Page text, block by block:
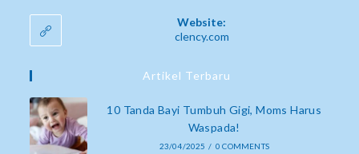
Website:
clency.com
Artikel Terbaru
10 Tanda Bayi Tumbuh Gigi, Moms Harus
Waspada!
23/04/2025 / 0 COMMENTS